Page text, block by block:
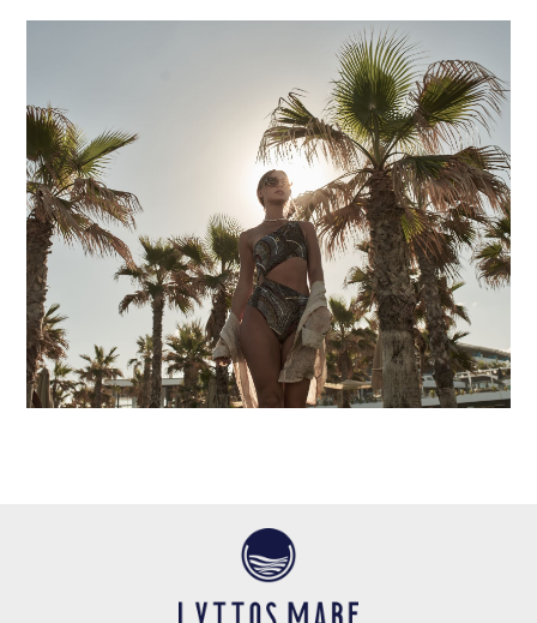
may combine it with other information that you’ve
provided to them or that they’ve collected from your use